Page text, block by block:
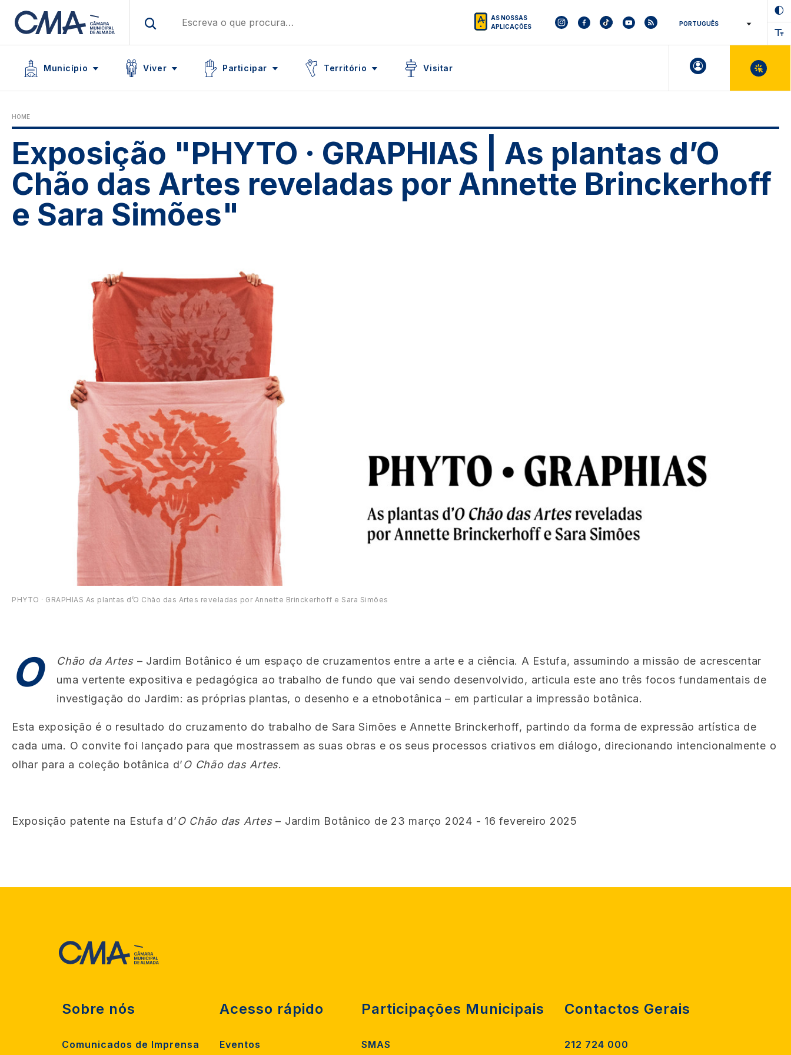
main
AS NOSSAS
APLICAÇÕES
Main navigation
Município
Icon Viver
Icon Participar
Icon Território
Icon Visitar
Icon
HOME
Exposição "PHYTO · GRAPHIAS | As plantas d’O
Chão das Artes reveladas por Annette Brinckerhoff
e Sara Simões"
PHYTO · GRAPHIAS As plantas d’O Chão das Artes reveladas por Annette Brinckerhoff e Sara Simões
O Chão da Artes – Jardim Botânico é um espaço de cruzamentos entre a arte e a ciência. A Estufa, assumindo a missão de acrescentar
uma vertente expositiva e pedagógica ao trabalho de fundo que vai sendo desenvolvido, articula este ano três focos fundamentais de
investigação do Jardim: as próprias plantas, o desenho e a etnobotânica – em particular a impressão botânica.
Esta exposição é o resultado do cruzamento do trabalho de Sara Simões e Annette Brinckerhoff, partindo da forma de expressão artística de
cada uma. O convite foi lançado para que mostrassem as suas obras e os seus processos criativos em diálogo, direcionando intencionalmente o
olhar para a coleção botânica d’O Chão das Artes.
Exposição patente na Estufa d’O Chão das Artes– Jardim Botânico de 23 março 2024 - 16 fevereiro 2025
Sobre nós
Comunicados de Imprensa
Acesso rápido
Eventos
Participações Municipais
SMAS
Contactos Gerais
212 724 000